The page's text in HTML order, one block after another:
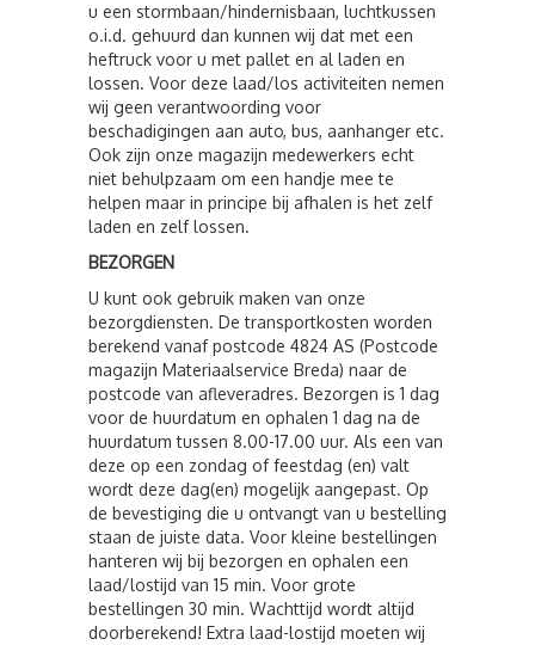
u een stormbaan/hindernisbaan, luchtkussen
o.i.d. gehuurd dan kunnen wij dat met een
heftruck voor u met pallet en al laden en
lossen. Voor deze laad/los activiteiten nemen
wij geen verantwoording voor
beschadigingen aan auto, bus, aanhanger etc.
Ook zijn onze magazijn medewerkers echt
niet behulpzaam om een handje mee te
helpen maar in principe bij afhalen is het zelf
laden en zelf lossen.
BEZORGEN
U kunt ook gebruik maken van onze
bezorgdiensten. De transportkosten worden
berekend vanaf postcode 4824 AS (Postcode
magazijn Materiaalservice Breda) naar de
postcode van afleveradres. Bezorgen is 1 dag
voor de huurdatum en ophalen 1 dag na de
huurdatum tussen 8.00-17.00 uur. Als een van
deze op een zondag of feestdag (en) valt
wordt deze dag(en) mogelijk aangepast. Op
de bevestiging die u ontvangt van u bestelling
staan de juiste data. Voor kleine bestellingen
hanteren wij bij bezorgen en ophalen een
laad/lostijd van 15 min. Voor grote
bestellingen 30 min. Wachttijd wordt altijd
doorberekend! Extra laad-lostijd moeten wij